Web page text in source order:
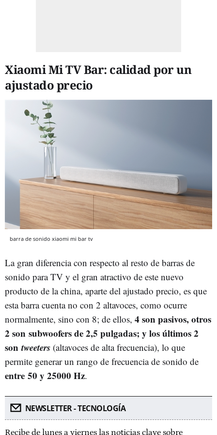
Xiaomi Mi TV Bar: calidad por un
ajustado precio
barra de sonido xiaomi mi bar tv
La gran diferencia con respecto al resto de barras de
sonido para TV y el gran atractivo de este nuevo
producto de la china, aparte del ajustado precio, es que
esta barra cuenta no con 2 altavoces, como ocurre
normalmente, sino con 8; de ellos, 4 son pasivos, otros
2 son subwoofers de 2,5 pulgadas; y los últimos 2
sontweeters (altavoces de alta frecuencia), lo que
permite generar un rango de frecuencia de sonido de
entre 50 y 25000 Hz.
NEWSLETTER - TECNOLOGÍA
Recibe de lunes a viernes las noticias clave sobre